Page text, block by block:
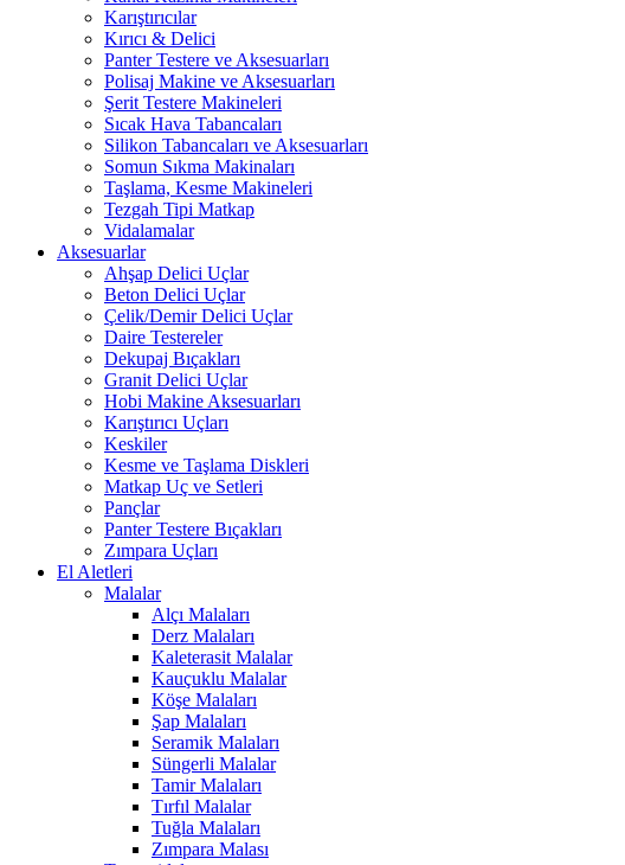
Karıştırıcılar
Kırıcı & Delici
Panter Testere ve Aksesuarları
Polisaj Makine ve Aksesuarları
Şerit Testere Makineleri
Sıcak Hava Tabancaları
Silikon Tabancaları ve Aksesuarları
Somun Sıkma Makinaları
Taşlama, Kesme Makineleri
Tezgah Tipi Matkap
Vidalamalar
Aksesuarlar
Ahşap Delici Uçlar
Beton Delici Uçlar
Çelik/Demir Delici Uçlar
Daire Testereler
Dekupaj Bıçakları
Granit Delici Uçlar
Hobi Makine Aksesuarları
Karıştırıcı Uçları
Keskiler
Kesme ve Taşlama Diskleri
Matkap Uç ve Setleri
Pançlar
Panter Testere Bıçakları
Zımpara Uçları
El Aletleri
Malalar
Alçı Malaları
Derz Malaları
Kaleterasit Malalar
Kauçuklu Malalar
Köşe Malaları
Şap Malaları
Seramik Malaları
Süngerli Malalar
Tamir Malaları
Tırfıl Malalar
Tuğla Malaları
Zımpara Malası